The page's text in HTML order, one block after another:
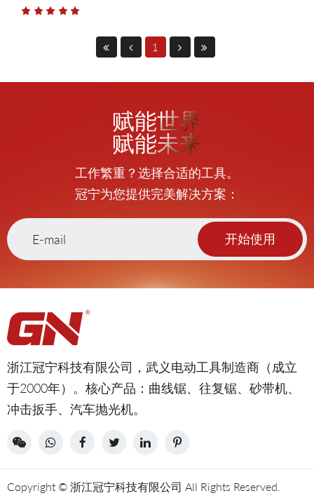
1
赋能世界
赋能未来
工作繁重？选择合适的工具。
冠宁为您提供完美解决方案：
开始使用
浙江冠宁科技有限公司，武义电动工具制造商（成立
于2000年）。核心产品：曲线锯、往复锯、砂带机、
冲击扳手、汽车抛光机。
Copyright © 浙江冠宁科技有限公司 All Rights Reserved.